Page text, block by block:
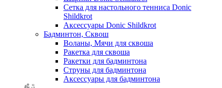
Сетка для настольного тенниса Donic
Shildkrot
Аксессуары Donic Shildkrot
Бадминтон, Сквош
Воланы, Мячи для сквоша
Ракетка для сквоша
Ракетки для бадминтона
Струны для бадминтона
Аксессуары для бадминтона